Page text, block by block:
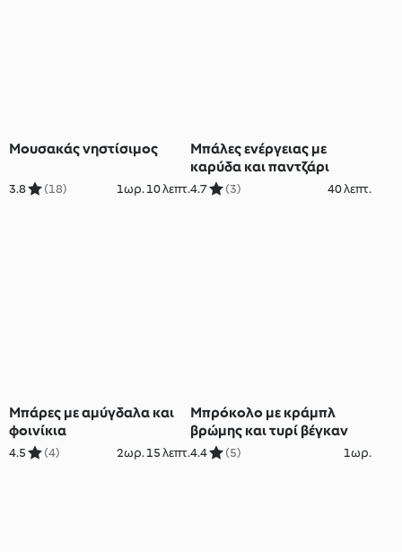
Μουσακάς νηστίσιμος
3.8 (18) 1ωρ. 10 λεπτ.
Μπάλες ενέργειας με
καρύδα και παντζάρι
4.7 (3) 40 λεπτ.
Μπάρες με αμύγδαλα και
φοινίκια
4.5 (4) 2ωρ. 15 λεπτ.
Μπρόκολο με κράμπλ
βρώμης και τυρί βέγκαν
4.4 (5) 1ωρ.